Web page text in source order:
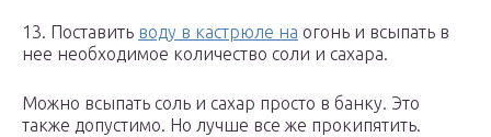
13. Поставить воду в кастрюле на огонь и всыпать в
нее необходимое количество соли и сахара.
Можно всыпать соль и сахар просто в банку. Это
также допустимо. Но лучше все же прокипятить.